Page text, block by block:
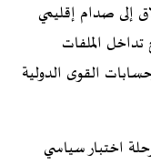
إلى صدام إقليمي
الملفات
القوى الدولية
اختبار سياسي